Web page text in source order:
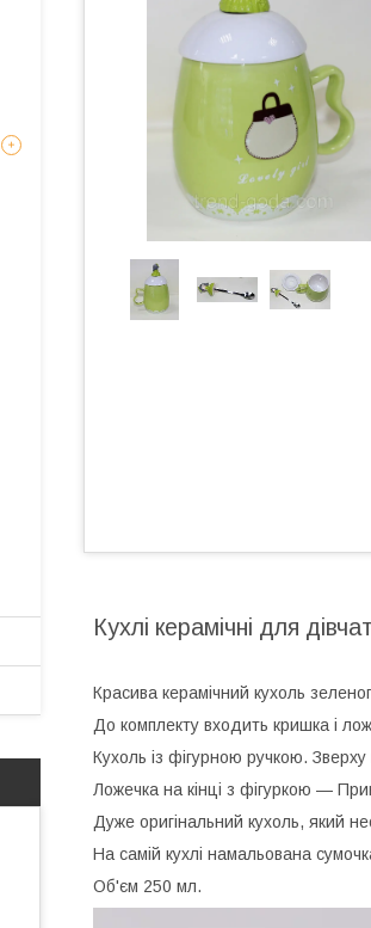
Кухлі керамічні для
Красива керамічний кухоль
До комплекту входить кришка і
Кухоль із фігурною ручкою.
Ложечка на кінці з фігуркою —
Дуже оригінальний кухоль, який
На самій кухлі намальована
Об'єм 250 мл.